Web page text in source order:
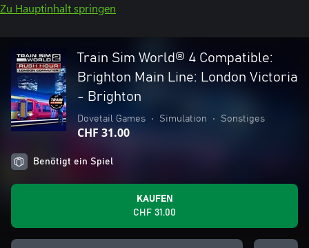
Zu Hauptinhalt springen
Train Sim World® 4 Compatible:
Brighton Main Line: London Victoria
- Brighton
Dovetail Games • Simulation • Sonstiges
CHF 31.00
Benötigt ein Spiel
KAUFEN
CHF 31.00